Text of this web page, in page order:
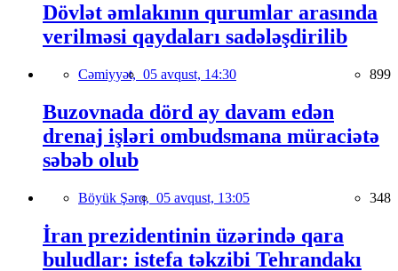
Dövlət əmlakının qurumlar arasında
verilməsi qaydaları sadələşdirilib
Cəmiyyət, 05 avqust, 14:30 899
Buzovnada dörd ay davam edən
drenaj işləri ombudsmana müraciətə
səbəb olub
Böyük Şərq, 05 avqust, 13:05 348
İran prezidentinin üzərində qara
buludlar: istefa təkzibi Tehrandakı